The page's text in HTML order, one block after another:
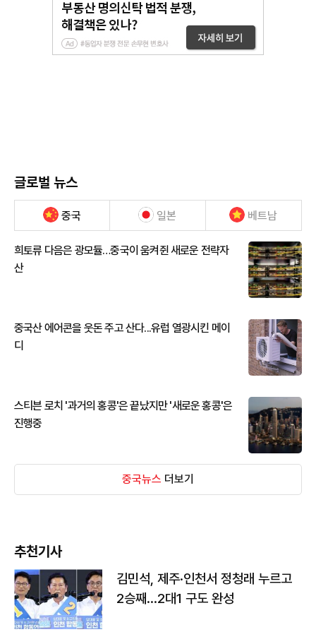
글로벌 뉴스
중국 일본 베트남
희토류 다음은 광모듈…중국이 움켜쥔 새로운 전략자
산
중국산 에어콘을 웃돈 주고 산다...유럽 열광시킨 메이
디
스티븐 로치 '과거의 홍콩'은 끝났지만 '새로운 홍콩'은
진행중
중국뉴스 더보기
추천기사
김민석, 제주·인천서 정청래 누르고
2승째…2대1 구도 완성